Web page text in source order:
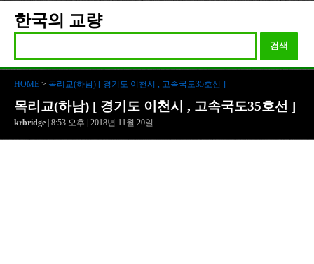
한국의 교량
검색
HOME > 목리교(하남) [ 경기도 이천시 , 고속국도35호선 ]
목리교(하남) [ 경기도 이천시 , 고속국도35호선 ]
krbridge | 8:53 오후 | 2018년 11월 20일